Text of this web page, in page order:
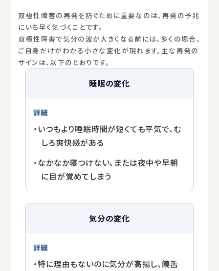
双極性障害の再発を防ぐために重要なのは、再発の予兆
にいち早く気づくことです。
双極性障害で気分の波が大きくなる前には、多くの場合、
ご自身だけがわかる小さな変化が現れます。主な再発の
サインは、以下のとおりです。
睡眠の変化
・いつもより睡眠時間が短くても平気で、む
しろ爽快感がある
・なかなか寝つけない、または夜中や早朝
に目が覚めてしまう
気分の変化
・特に理由もないのに気分が高揚し、饒舌